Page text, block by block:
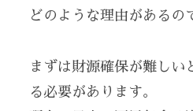
どのような理由があるの
まずは財源確保が難しい
る必要があります。